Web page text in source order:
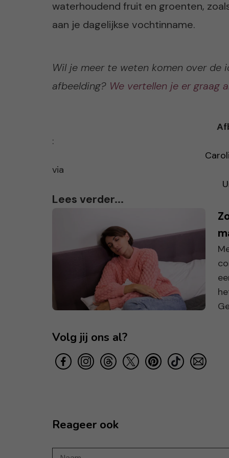
waterhoudend fruit en groenten,
aan je dagelijkse vochtinname.
Wil je meer te weten komen over de
afbeelding? We vertellen je er graag
:
via
Lees verder...
Volg jij ons al?
Reageer ook